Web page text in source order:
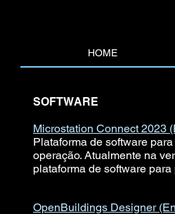
HOME
SOFTWARE
Microstation Connect 2023
Plataforma de software
operação. Atualmente na
plataforma de software
OpenBuildings Designer